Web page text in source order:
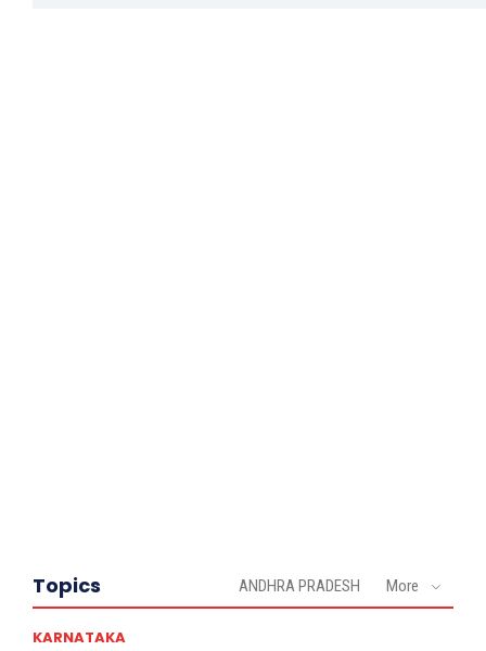
Topics ANDHRA PRADESH More
KARNATAKA